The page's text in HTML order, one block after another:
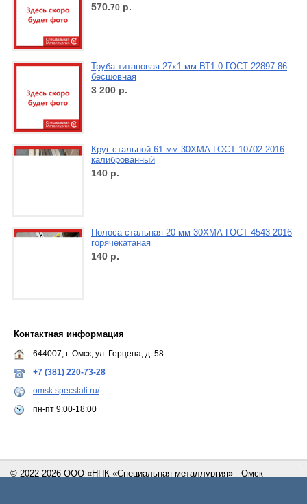
570.70 р.
Труба титановая 27х1 мм ВТ1-0 ГОСТ 22897-86
бесшовная
3 200 р.
Круг стальной 61 мм 30ХМА ГОСТ 10702-2016
калиброванный
140 р.
Полоса стальная 20 мм 30ХМА ГОСТ 4543-2016
горячекатаная
140 р.
Контактная информация
644007, г. Омск, ул. Герцена, д. 58
+7 (381) 220-73-28
omsk.specstali.ru/
пн-пт 9:00-18:00
© 2022-2026 ООО «НПК «Специальная металлургия» - Омск